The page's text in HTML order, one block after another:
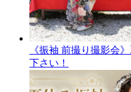
《振袖 前撮り撮影会
下さい！